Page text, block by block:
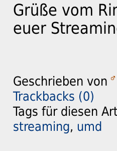
Grüße vom
euer
Geschrieben von
Trackbacks (0)
Tags für diesen
streaming, umd